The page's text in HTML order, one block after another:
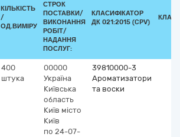
КІЛЬКІСТЬ
/
ОД.ВИМІРУ
СТРОК
ПОСТАВКИ/
ВИКОНАННЯ
РОБІТ/
НАДАННЯ
ПОСЛУГ:
КЛАСИФІКАТОР
ДК 021:2015 (CPV)
400
штука
00000
Україна
Київська
область
Київ місто
Київ
по 24-07-
39810000-3
Ароматизатори
та воски